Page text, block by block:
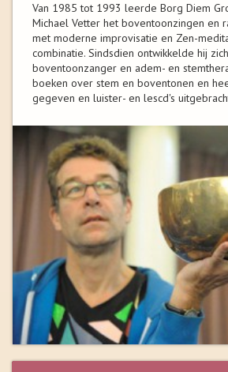
Van 1985 tot 1993 leerde Borg Diem
Michael Vetter het boventoonzingen en
met moderne improvisatie en Zen-
combinatie. Sindsdien ontwikkelde hij
boventoonzanger en adem- en
boeken over stem en boventonen en
gegeven en luister- en lescd's